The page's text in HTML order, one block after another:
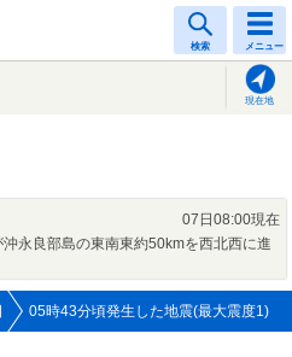
検索 メニュー
現在地
07日08:00現在
永良部島の東南東約50kmを西北西に進
05時43分頃発生した地震(最大震度1)